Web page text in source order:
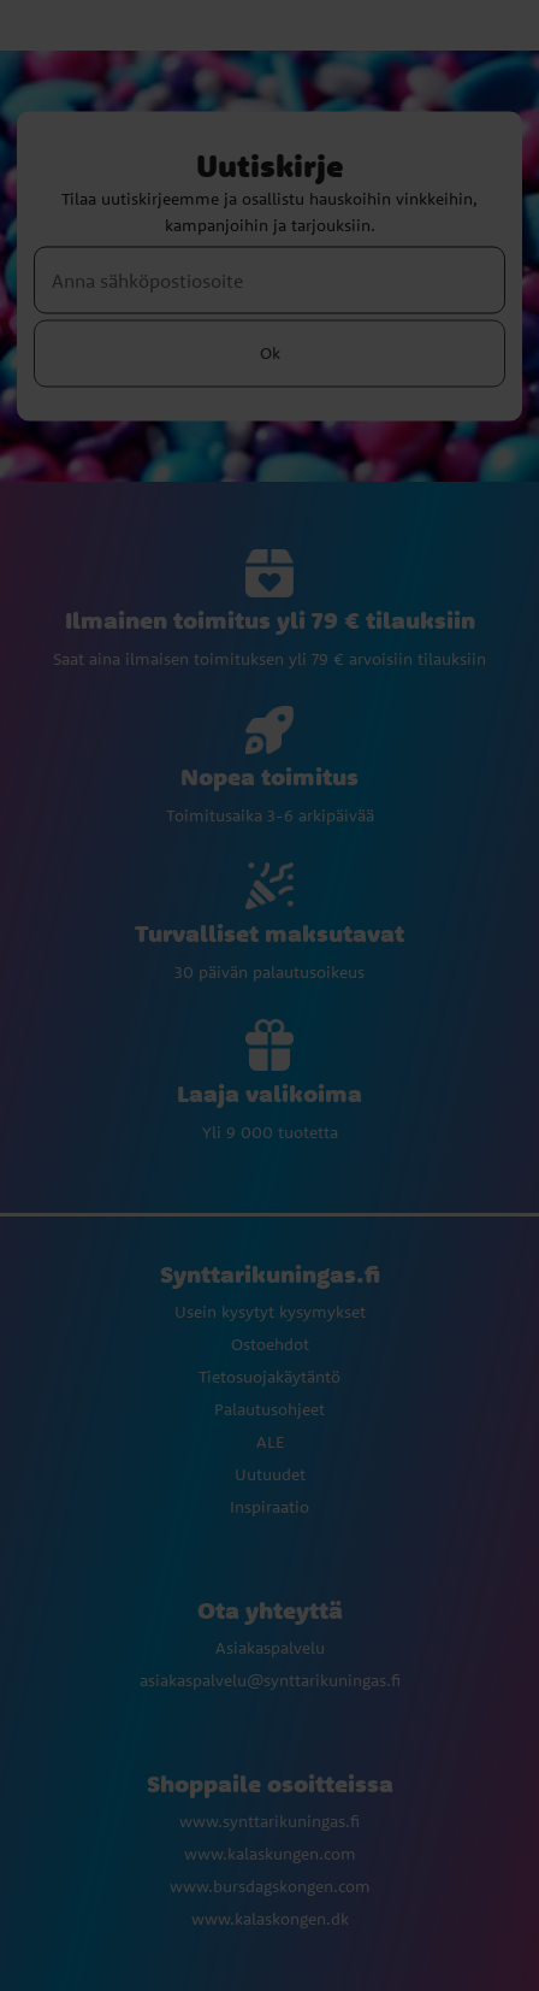
Uutiskirje
Tilaa uutiskirjeemme ja osallistu hauskoihin vinkkeihin,
kampanjoihin ja tarjouksiin.
Ok
Ilmainen toimitus yli 79 € tilauksiin
Saat aina ilmaisen toimituksen yli 79 € arvoisiin tilauksiin
Nopea toimitus
Toimitusaika 3-6 arkipäivää
Turvalliset maksutavat
30 päivän palautusoikeus
Laaja valikoima
Yli 9 000 tuotetta
Synttarikuningas.fi
Usein kysytyt kysymykset
Ostoehdot
Tietosuojakäytäntö
Palautusohjeet
ALE
Uutuudet
Inspiraatio
Ota yhteyttä
Asiakaspalvelu
asiakaspalvelu@synttarikuningas.fi
Shoppaile osoitteissa
www.synttarikuningas.fi
www.kalaskungen.com
www.bursdagskongen.com
www.kalaskongen.dk